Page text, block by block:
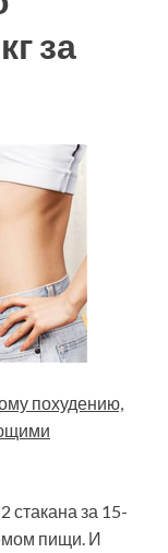
за
похудению,
стакана за 15-
пищи. И